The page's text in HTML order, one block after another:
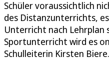
Schüler voraussichtlich
des Distanzunterrichts,
Unterricht nach Lehrplan
Sportunterricht wird es
Schulleiterin Kirsten Biere.